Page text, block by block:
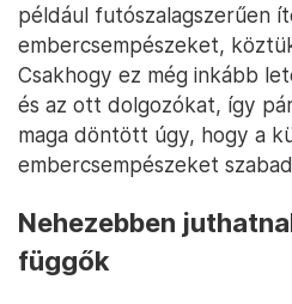
például futószalagszerűen
embercsempészeket,
Csakhogy ez még inkább
és az ott dolgozókat, így
maga döntött úgy, hogy a
embercsempészeket
Nehezebben
függők